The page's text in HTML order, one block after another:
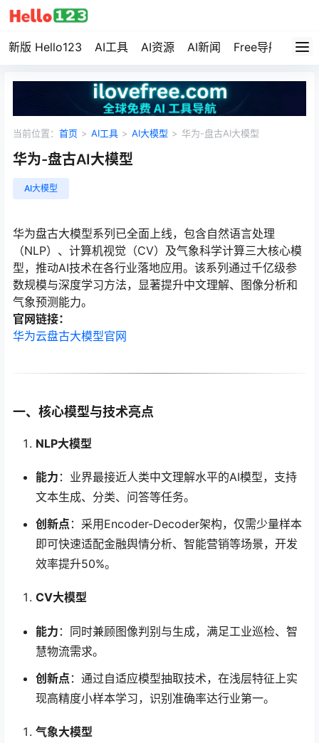
新版 Hello123 AI工具 AI资源 AI新闻 Free导航 资
当前位置： 首页 > AI工具 > AI大模型 > 华为-盘古AI大模型
华为-盘古AI大模型
AI大模型
华为盘古大模型系列已全面上线，包含自然语言处理
（NLP）、计算机视觉（CV）及气象科学计算三大核心模
型，推动AI技术在各行业落地应用。该系列通过千亿级参
数规模与深度学习方法，显著提升中文理解、图像分析和
气象预测能力。
官网链接：
华为云盘古大模型官网
一、核心模型与技术亮点
NLP大模型
能力 ：业界最接近人类中文理解水平的AI模型，支持
文本生成、分类、问答等任务。
创新点 ：采用Encoder-Decoder架构，仅需少量样本
即可快速适配金融舆情分析、智能营销等场景，开发
效率提升50%。
CV大模型
能力 ：同时兼顾图像判别与生成，满足工业巡检、智
慧物流需求。
创新点 ：通过自适应模型抽取技术，在浅层特征上实
现高精度小样本学习，识别准确率达行业第一。
气象大模型